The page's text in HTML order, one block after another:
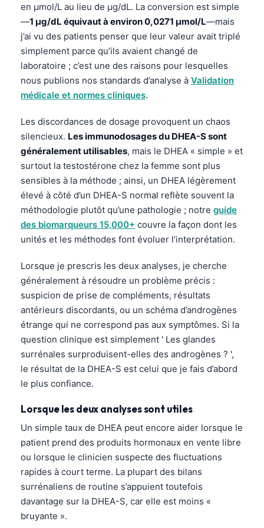
en µmol/L au lieu de µg/dL. La conversion est simple
—1 µg/dL équivaut à environ 0,0271 µmol/L—mais
j’ai vu des patients penser que leur valeur avait triplé
simplement parce qu’ils avaient changé de
laboratoire ; c’est une des raisons pour lesquelles
nous publions nos standards d’analyse à Validation
médicale et normes cliniques.
Les discordances de dosage provoquent un chaos
silencieux. Les immunodosages du DHEA-S sont
généralement utilisables, mais le DHEA « simple » et
surtout la testostérone chez la femme sont plus
sensibles à la méthode ; ainsi, un DHEA légèrement
élevé à côté d’un DHEA-S normal reflète souvent la
méthodologie plutôt qu’une pathologie ; notre guide
des biomarqueurs 15,000+ couvre la façon dont les
unités et les méthodes font évoluer l’interprétation.
Lorsque je prescris les deux analyses, je cherche
généralement à résoudre un problème précis :
suspicion de prise de compléments, résultats
antérieurs discordants, ou un schéma d’androgènes
étrange qui ne correspond pas aux symptômes. Si la
question clinique est simplement ' Les glandes
surrénales surproduisent-elles des androgènes ? ',
le résultat de la DHEA-S est celui que je fais d’abord
le plus confiance.
Lorsque les deux analyses sont utiles
Un simple taux de DHEA peut encore aider lorsque le
patient prend des produits hormonaux en vente libre
ou lorsque le clinicien suspecte des fluctuations
rapides à court terme. La plupart des bilans
surrénaliens de routine s’appuient toutefois
davantage sur la DHEA-S, car elle est moins «
bruyante ».